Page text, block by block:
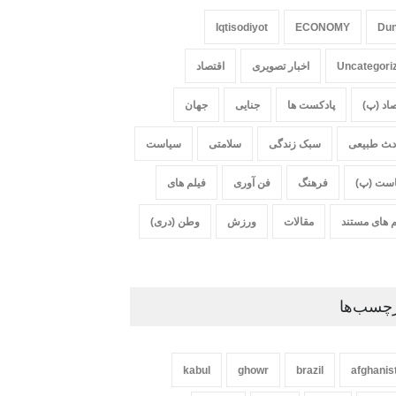
ECONOMY
Iqtisodiyot
اخبار تصویری اقتصاد
(پ) پادکست ها جنایی جهان
طبیعی سبک زندگی سلامتی سیاست
(پ) فرهنگ فن آوری فیلم های
های مستند مقالات ورزش وطن (دری)
brazil
ghowr
kabul